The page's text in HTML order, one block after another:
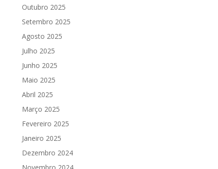
Outubro 2025
Setembro 2025
Agosto 2025
Julho 2025
Junho 2025
Maio 2025
Abril 2025
Março 2025
Fevereiro 2025
Janeiro 2025
Dezembro 2024